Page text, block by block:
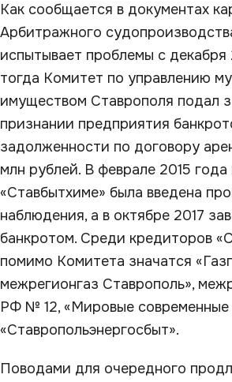
Как сообщается в документах
Арбитражного
испытывает проблемы с декабря
тогда Комитет по управлению
имуществом Ставрополя подал
признании предприятия
задолженности по договору
млн рублей. В феврале 2015 года
«Ставбытхиме» была введена
наблюдения, а в октябре 2017
банкротом. Среди кредиторов
помимо Комитета значатся
межрегионгаз Ставрополь»,
РФ № 12, «Мировые современные
«Ставропольэнергосбыт».
Поводами для очередного